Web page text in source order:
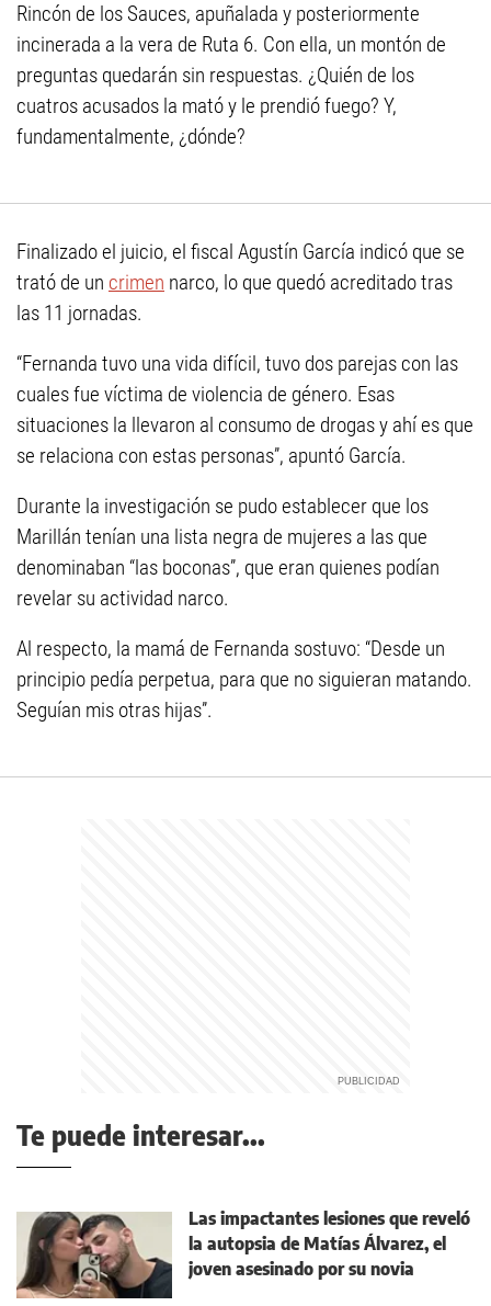
Rincón de los Sauces, apuñalada y posteriormente
incinerada a la vera de Ruta 6. Con ella, un montón de
preguntas quedarán sin respuestas. ¿Quién de los
cuatros acusados la mató y le prendió fuego? Y,
fundamentalmente, ¿dónde?
Finalizado el juicio, el fiscal Agustín García indicó que se
trató de un crimen narco, lo que quedó acreditado tras
las 11 jornadas.
“Fernanda tuvo una vida difícil, tuvo dos parejas con las
cuales fue víctima de violencia de género. Esas
situaciones la llevaron al consumo de drogas y ahí es que
se relaciona con estas personas”, apuntó García.
Durante la investigación se pudo establecer que los
Marillán tenían una lista negra de mujeres a las que
denominaban “las boconas”, que eran quienes podían
revelar su actividad narco.
Al respecto, la mamá de Fernanda sostuvo: “Desde un
principio pedía perpetua, para que no siguieran matando.
Seguían mis otras hijas”.
Te puede interesar...
Las impactantes lesiones que reveló
la autopsia de Matías Álvarez, el
joven asesinado por su novia